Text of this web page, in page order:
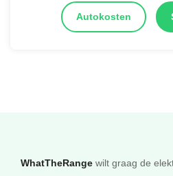
Autokosten
WhatTheRange wilt graag de